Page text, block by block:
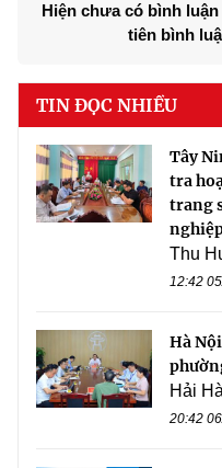
Hiện chưa có bình
tiên bình
TIN ĐỌC NHIỀU
Tây
tra
trang
Thu
12:42
Hà
Hải Hà
20:42